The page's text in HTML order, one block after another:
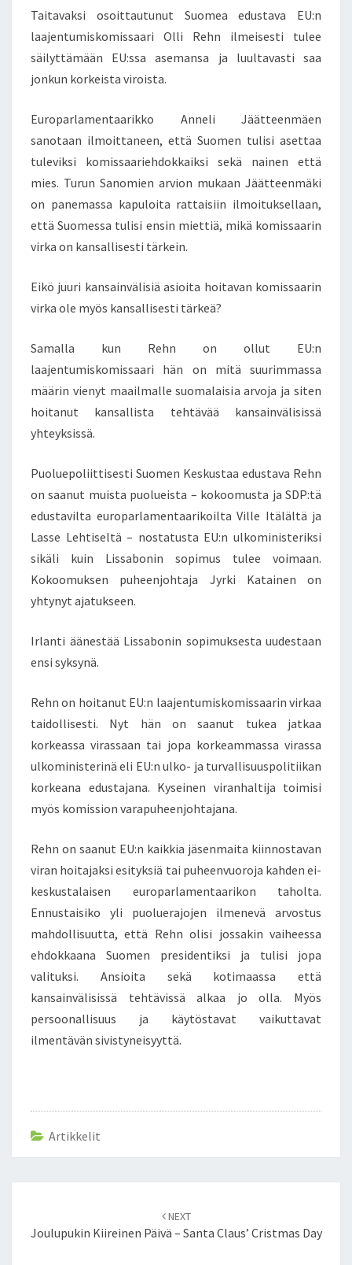
J
O
E
N
E
U
N
J
S
E
L
T
I
T
A
S
A
P
I
K
I
S
A
A
R
I
–
L
I
S
S
O
N
I
N
O
L
E
T
Taitavaksi osoittautunut Suomea edustava EU:n
laajentumiskomissaari Olli Rehn ilmeisesti tulee
säilyttämään EU:ssa asemansa ja luultavasti saa
jonkun korkeista viroista.
Europarlamentaarikko Anneli Jäätteenmäen
sanotaan ilmoittaneen, että Suomen tulisi asettaa
tuleviksi komissaariehdokkaiksi sekä nainen että
mies. Turun Sanomien arvion mukaan Jäätteenmäki
on panemassa kapuloita rattaisiin ilmoituksellaan,
että Suomessa tulisi ensin miettiä, mikä komissaarin
virka on kansallisesti tärkein.
Eikö juuri kansainvälisiä asioita hoitavan komissaarin
virka ole myös kansallisesti tärkeä?
Samalla kun Rehn on ollut EU:n
laajentumiskomissaari hän on mitä suurimmassa
määrin vienyt maailmalle suomalaisia arvoja ja siten
hoitanut kansallista tehtävää kansainvälisissä
yhteyksissä.
Puoluepoliittisesti Suomen Keskustaa edustava Rehn
on saanut muista puolueista – kokoomusta ja SDP:tä
edustavilta europarlamentaarikoilta Ville Itälältä ja
Lasse Lehtiseltä – nostatusta EU:n ulkoministeriksi
sikäli kuin Lissabonin sopimus tulee voimaan.
Kokoomuksen puheenjohtaja Jyrki Katainen on
yhtynyt ajatukseen.
Irlanti äänestää Lissabonin sopimuksesta uudestaan
ensi syksynä.
Rehn on hoitanut EU:n laajentumiskomissaarin virkaa
taidollisesti. Nyt hän on saanut tukea jatkaa
korkeassa virassaan tai jopa korkeammassa virassa
ulkoministerinä eli EU:n ulko- ja turvallisuuspolitiikan
korkeana edustajana. Kyseinen viranhaltija toimisi
myös komission varapuheenjohtajana.
Rehn on saanut EU:n kaikkia jäsenmaita kiinnostavan
viran hoitajaksi esityksiä tai puheenvuoroja kahden ei-
keskustalaisen europarlamentaarikon taholta.
Ennustaisiko yli puoluerajojen ilmenevä arvostus
mahdollisuutta, että Rehn olisi jossakin vaiheessa
ehdokkaana Suomen presidentiksi ja tulisi jopa
valituksi. Ansioita sekä kotimaassa että
kansainvälisissä tehtävissä alkaa jo olla. Myös
persoonallisuus ja käytöstavat vaikuttavat
ilmentävän sivistyneisyyttä.
Artikkelit
navigation
NEXT
Joulupukin Kiireinen Päivä – Santa Claus’ Cristmas Day